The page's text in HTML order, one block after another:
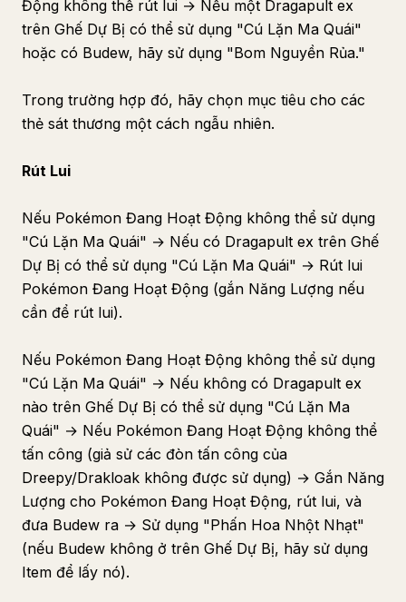
Động không thể rút lui → Nếu một Dragapult ex
trên Ghế Dự Bị có thể sử dụng "Cú Lặn Ma Quái"
hoặc có Budew, hãy sử dụng "Bom Nguyền Rủa."
Trong trường hợp đó, hãy chọn mục tiêu cho các
thẻ sát thương một cách ngẫu nhiên.
Rút Lui
Nếu Pokémon Đang Hoạt Động không thể sử dụng
"Cú Lặn Ma Quái" → Nếu có Dragapult ex trên Ghế
Dự Bị có thể sử dụng "Cú Lặn Ma Quái" → Rút lui
Pokémon Đang Hoạt Động (gắn Năng Lượng nếu
cần để rút lui).
Nếu Pokémon Đang Hoạt Động không thể sử dụng
"Cú Lặn Ma Quái" → Nếu không có Dragapult ex
nào trên Ghế Dự Bị có thể sử dụng "Cú Lặn Ma
Quái" → Nếu Pokémon Đang Hoạt Động không thể
tấn công (giả sử các đòn tấn công của
Dreepy/Drakloak không được sử dụng) → Gắn Năng
Lượng cho Pokémon Đang Hoạt Động, rút lui, và
đưa Budew ra → Sử dụng "Phấn Hoa Nhột Nhạt"
(nếu Budew không ở trên Ghế Dự Bị, hãy sử dụng
Item để lấy nó).